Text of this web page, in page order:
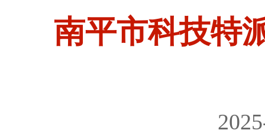
南平市科技特